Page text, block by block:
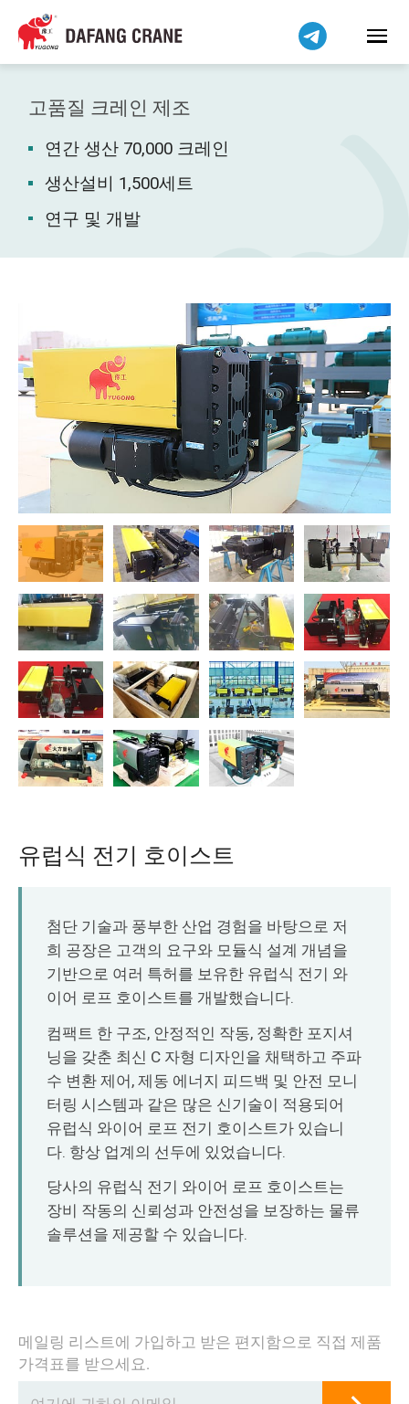
고품질 크레인 제조
연간 생산 70,000 크레인
생산설비 1,500세트
연구 및 개발
유럽식 전기 호이스트
첨단 기술과 풍부한 산업 경험을 바탕으로 저
희 공장은 고객의 요구와 모듈식 설계 개념을
기반으로 여러 특허를 보유한 유럽식 전기 와
이어 로프 호이스트를 개발했습니다.
컴팩트 한 구조, 안정적인 작동, 정확한 포지셔
닝을 갖춘 최신 C 자형 디자인을 채택하고 주파
수 변환 제어, 제동 에너지 피드백 및 안전 모니
터링 시스템과 같은 많은 신기술이 적용되어
유럽식 와이어 로프 전기 호이스트가 있습니
다. 항상 업계의 선두에 있었습니다.
당사의 유럽식 전기 와이어 로프 호이스트는
장비 작동의 신뢰성과 안전성을 보장하는 물류
솔루션을 제공할 수 있습니다.
메일링 리스트에 가입하고 받은 편지함으로 직접 제품
가격표를 받으세요.
Bahasa Indonesia
Bahasa Melayu
Tiếng Việt
简体中文
فارسی
Pilipino
اردو
Kiswahili
Dansk
Norsk
O‘zbekcha